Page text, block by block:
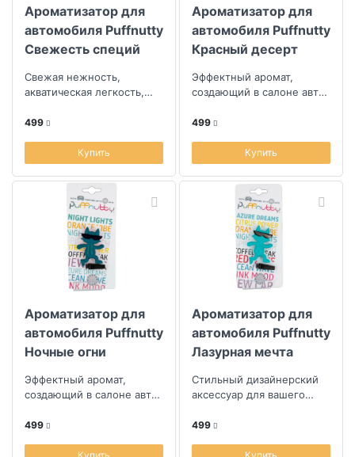
Ароматизатор для
автомобиля Puffnutty
Свежесть специй
Cвежая нежность,
акватическая легкость,
воздушная акварельная
499
Купить
Ароматизатор для
автомобиля Puffnutty
Красный десерт
Эффектный аромат,
создающий в салоне авто
оперативно устраняющий
499
Купить
Ароматизатор для
автомобиля Puffnutty
Ночные огни
Эффектный аромат,
создающий в салоне авто
оперативно устраняющий
499
Ароматизатор для
автомобиля Puffnutty
Лазурная мечта
Стильный дизайнерский
аксессуар для вашего
499